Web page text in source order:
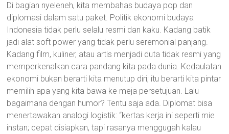
Di bagian nyeleneh, kita membahas budaya pop dan
diplomasi dalam satu paket. Politik ekonomi budaya
Indonesia tidak perlu selalu resmi dan kaku. Kadang batik
jadi alat soft power yang tidak perlu seremonial panjang.
Kadang film, kuliner, atau artis menjadi duta tidak resmi yang
memperkenalkan cara pandang kita pada dunia. Kedaulatan
ekonomi bukan berarti kita menutup diri; itu berarti kita pintar
memilih apa yang kita bawa ke meja persetujuan. Lalu
bagaimana dengan humor? Tentu saja ada. Diplomat bisa
menertawakan analogi logistik: “kertas kerja ini seperti mie
instan; cepat disiapkan, tapi rasanya menggugah kalau